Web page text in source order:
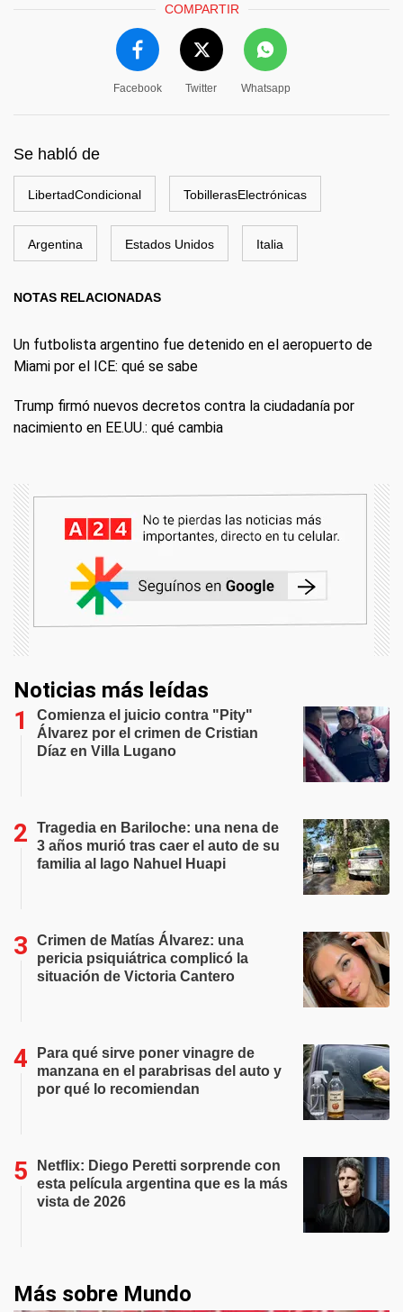
COMPARTIR
Facebook Twitter Whatsapp
Se habló de
LibertadCondicional TobillerasElectrónicas
Argentina Estados Unidos Italia
NOTAS RELACIONADAS
Un futbolista argentino fue detenido en el aeropuerto de
Miami por el ICE: qué se sabe
Trump firmó nuevos decretos contra la ciudadanía por
nacimiento en EE.UU.: qué cambia
Noticias más leídas
Comienza el juicio contra "Pity"
Álvarez por el crimen de Cristian
Díaz en Villa Lugano
Tragedia en Bariloche: una nena de
3 años murió tras caer el auto de su
familia al lago Nahuel Huapi
Crimen de Matías Álvarez: una
pericia psiquiátrica complicó la
situación de Victoria Cantero
Para qué sirve poner vinagre de
manzana en el parabrisas del auto y
por qué lo recomiendan
Netflix: Diego Peretti sorprende con
esta película argentina que es la más
vista de 2026
Más sobre Mundo